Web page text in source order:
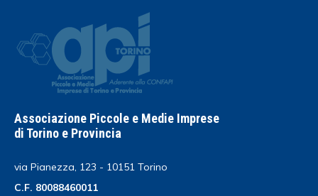
Associazione Piccole e Medie Imprese
di Torino e Provincia
via Pianezza, 123 - 10151 Torino
C.F. 80088460011